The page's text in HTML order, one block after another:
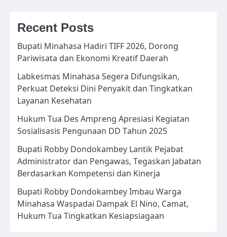
Recent Posts
Bupati Minahasa Hadiri TIFF 2026, Dorong
Pariwisata dan Ekonomi Kreatif Daerah
Labkesmas Minahasa Segera Difungsikan,
Perkuat Deteksi Dini Penyakit dan Tingkatkan
Layanan Kesehatan
Hukum Tua Des Ampreng Apresiasi Kegiatan
Sosialisasis Pengunaan DD Tahun 2025
Bupati Robby Dondokambey Lantik Pejabat
Administrator dan Pengawas, Tegaskan Jabatan
Berdasarkan Kompetensi dan Kinerja
Bupati Robby Dondokambey Imbau Warga
Minahasa Waspadai Dampak El Nino, Camat,
Hukum Tua Tingkatkan Kesiapsiagaan